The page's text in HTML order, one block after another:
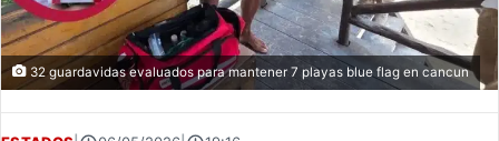
32 guardavidas evaluados para mantener 7 playas blue flag en cancun